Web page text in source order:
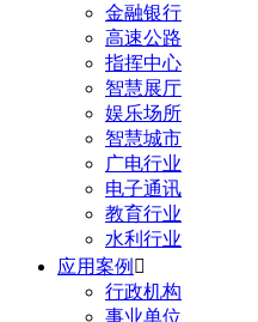
金融银行
高速公路
指挥中心
智慧展厅
娱乐场所
智慧城市
广电行业
电子通讯
教育行业
水利行业
应用案例 
行政机构
事业单位